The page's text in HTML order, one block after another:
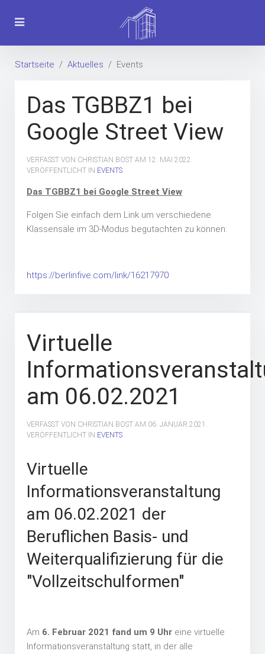
Startseite Aktuelles Events
Das TGBBZ1 bei
Google Street View
VERFASST VON CHRISTIAN BOST AM 12. MAI 2022.
VERÖFFENTLICHT IN EVENTS
Das TGBBZ1 bei Google Street View
Folgen Sie einfach dem Link um verschiedene
Klassensäle im 3D-Modus begutachten zu können:
https://berlinfive.com/link/16217970
Virtuelle
am 06.02.2021
VERFASST VON CHRISTIAN BOST AM 06. JANUAR 2021 .
VERÖFFENTLICHT IN EVENTS
Virtuelle
Informationsveranstaltung
am 06.02.2021 der
Beruflichen Basis- und
Weiterqualifizierung für die
"Vollzeitschulformen"
Am 6. Februar 2021 fand um 9 Uhr eine virtuelle
Informationsveranstaltung statt, in der alle